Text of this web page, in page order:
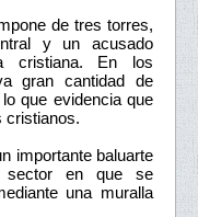
de tres torres,
y un acusado
cristiana. En los
gran cantidad de
que evidencia que
cristianos.
importante baluarte
sector en que se
una muralla